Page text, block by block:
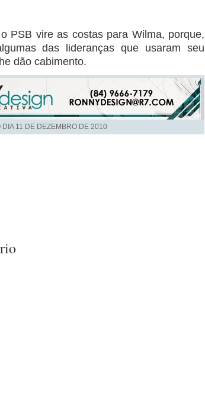
PSB vire as costas para Wilma, porque,
das lideranças que usaram seu
dão cabimento.
DIA 11 DE DEZEMBRO DE 2010